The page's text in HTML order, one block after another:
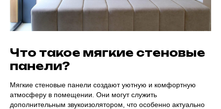
Что такое мягкие стеновые
панели?
Мягкие стеновые панели создают уютную и комфортную
атмосферу в помещении. Они могут служить
дополнительным звукоизолятором, что особенно актуально